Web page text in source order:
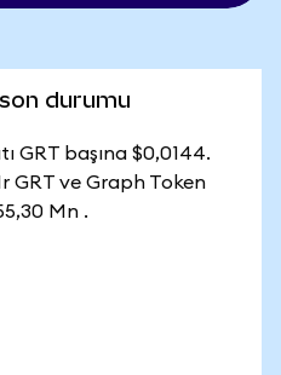
durumu
GRT başına $0,0144.
GRT ve Graph Token
Mn .